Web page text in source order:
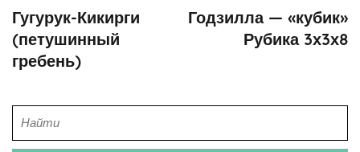
Гугурук-Кикирги
(петушинный
гребень)
Годзилла — «кубик»
Рубика 3х3х8